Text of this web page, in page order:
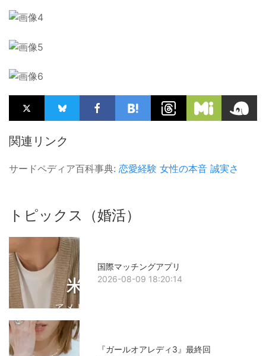
関連リンク
サードペディア百科事典: 恋愛経験 女性の本音 誠実さ
トピックス（婚活）
国際マッチングアプリ
2026-08-09 18:20:14
『ガールオアレディ3』最終回